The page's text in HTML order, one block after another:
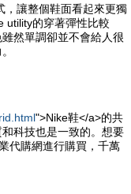
，讓整個鞋面看起來更獨
utility的穿著彈性比較
然單調卻並不會給人很
">Nike鞋</a>的共
科技也是一致的。想要
代購網進行購買，千萬